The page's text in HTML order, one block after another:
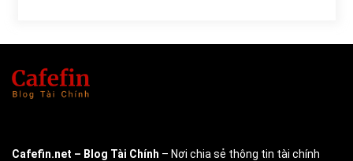
Cafefin.net – Blog Tài Chính – Nơi chia sẻ thông tin tài chính